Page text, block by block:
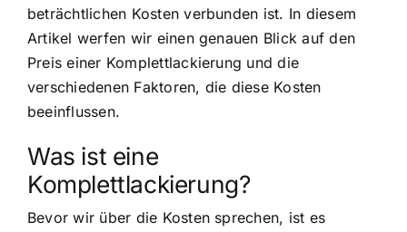
beträchtlichen Kosten verbunden ist. In diesem
Artikel werfen wir einen genauen Blick auf den
Preis einer Komplettlackierung und die
verschiedenen Faktoren, die diese Kosten
beeinflussen.
Was ist eine
Komplettlackierung?
Bevor wir über die Kosten sprechen, ist es